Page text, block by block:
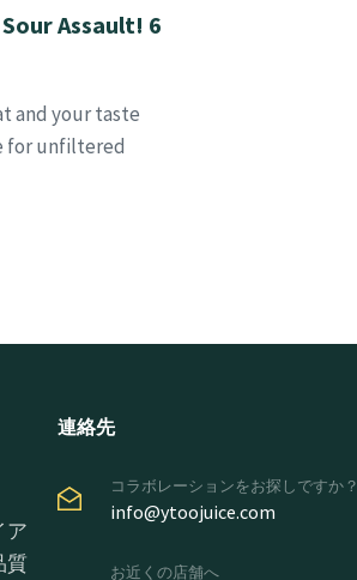
Assault! 6
and your taste
for unfiltered
ア
質
連絡先
コラボレーションをお探しですか？
info@ytoojuice.com
お近くの店舗へ